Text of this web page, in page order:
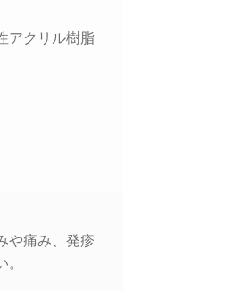
アクリル樹脂
や痛み、発疹